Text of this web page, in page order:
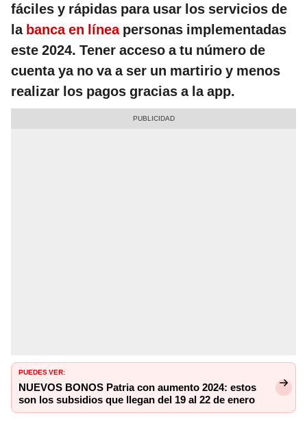
fáciles y rápidas para usar los servicios de
la banca en línea personas implementadas
este 2024. Tener acceso a tu número de
cuenta ya no va a ser un martirio y menos
realizar los pagos gracias a la app.
PUEDES VER:
NUEVOS BONOS Patria con aumento 2024: estos
son los subsidios que llegan del 19 al 22 de enero